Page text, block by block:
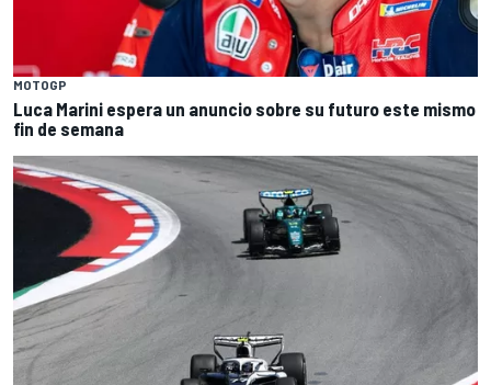
MOTOGP
Luca Marini espera un anuncio sobre su futuro este mismo
fin de semana